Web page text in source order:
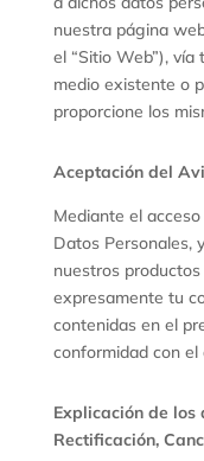
nuestra página
el “Sitio Web”),
medio existente o
proporcione los
Aceptación del
Mediante el
Datos Personales,
nuestros
expresamente tu
contenidas en el
conformidad con el
Explicación de los
Rectificación,